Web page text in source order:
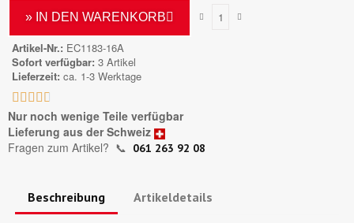
» IN DEN WARENKORB
Artikel-Nr. EC1183-16A
Sofort verfügbar 3 Artikel
Lieferzeit ca. 1-3 Werktage
    
Nur noch wenige Teile verfügbar
Lieferung aus der Schweiz
Fragen zum Artikel? 📞 061 263 92 08
Beschreibung Artikeldetails